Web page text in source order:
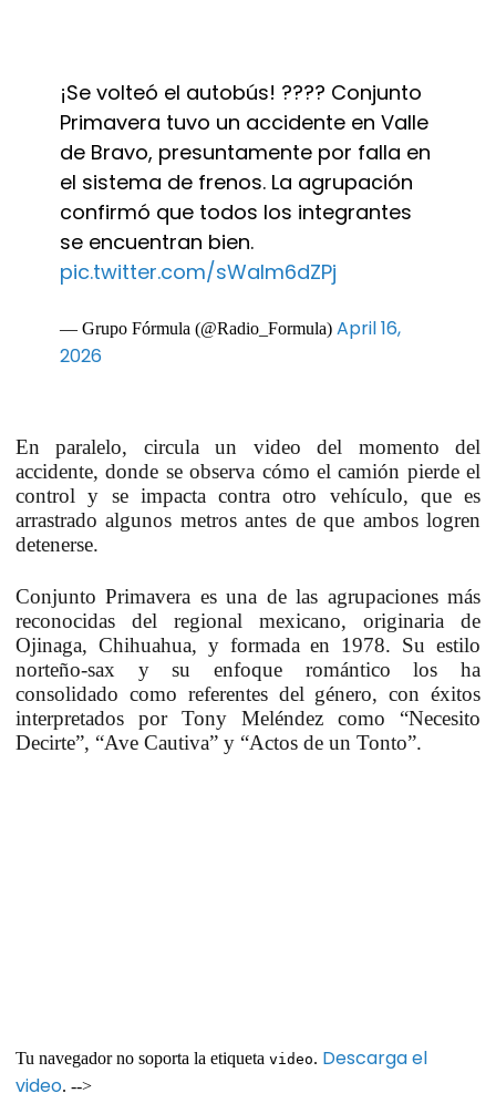
¡Se volteó el autobús! ???? Conjunto
Primavera tuvo un accidente en Valle
de Bravo, presuntamente por falla en
el sistema de frenos. La agrupación
confirmó que todos los integrantes
se encuentran bien.
pic.twitter.com/sWaIm6dZPj
— Grupo Fórmula (@Radio_Formula) April 16,
2026
En paralelo, circula un video del momento del
accidente, donde se observa cómo el camión pierde el
control y se impacta contra otro vehículo, que es
arrastrado algunos metros antes de que ambos logren
detenerse.
Conjunto Primavera es una de las agrupaciones más
reconocidas del regional mexicano, originaria de
Ojinaga, Chihuahua, y formada en 1978. Su estilo
norteño-sax y su enfoque romántico los ha
consolidado como referentes del género, con éxitos
interpretados por Tony Meléndez como “Necesito
Decirte”, “Ave Cautiva” y “Actos de un Tonto”.
Tu navegador no soporta la etiqueta video. Descarga el
video. -->